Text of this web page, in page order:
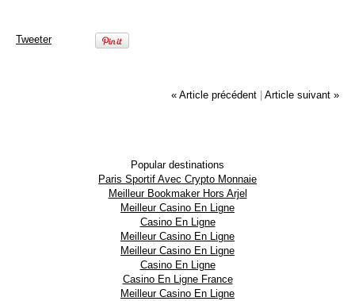
Tweeter
« Article précédent Article suivant »
Popular destinations
Paris Sportif Avec Crypto Monnaie
Meilleur Bookmaker Hors Arjel
Meilleur Casino En Ligne
Casino En Ligne
Meilleur Casino En Ligne
Meilleur Casino En Ligne
Casino En Ligne
Casino En Ligne France
Meilleur Casino En Ligne